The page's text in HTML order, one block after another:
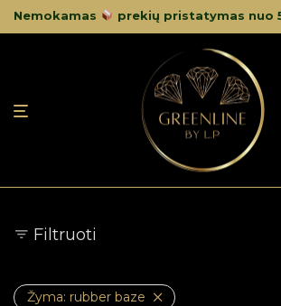
Nemokamas prekių pristatymas nuo
Filtruoti
Žyma: rubber baze